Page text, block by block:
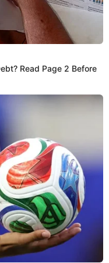
tras ser
comida a las
¿Qué dijo?
programa de
momento que
VIP', cuando dejó
luego se las comieran
ellas Shirley Arica y
actriz negó que haya